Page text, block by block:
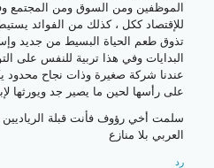
الموظفين ومن السوق ومن المجتمع
للإقتصاد ككل ، كذلك من الفوائد
تذوق طعم الحياة البسيط من جديد
البدايات وفي هذا تربية للنفس على
عندنا شركة صغيرة وذات نجاح
على رأسها لحين ما يصير جد ويورثها
سلمت أخي رؤوف فأنت قبلة
العربي بلا منازع
رد